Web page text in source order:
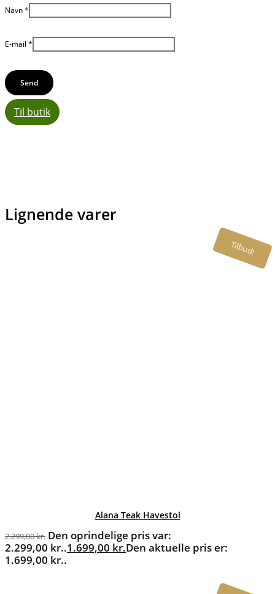
Navn*
E-mail *
Til butik
Lignende varer
Tilbud!
Alana Teak Havestol
2.299,00kr. Den oprindelige pris var:
2.299,00 kr..1.699,00 kr.Den aktuelle pris er:
1.699,00 kr..